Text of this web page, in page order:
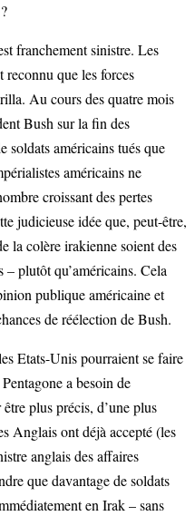
franchement sinistre. Les
que les forces
Au cours des quatre mois
Bush sur la fin des
soldats américains tués que
américains ne
croissant des pertes
judicieuse idée que, peut-être,
la colère irakienne soient des
– plutôt qu’américains. Cela
publique américaine et
de réélection de Bush.
Etats-Unis pourraient se faire
a besoin de
plus précis, d’une plus
Anglais ont déjà accepté (les
anglais des affaires
que davantage de soldats
en Irak – sans